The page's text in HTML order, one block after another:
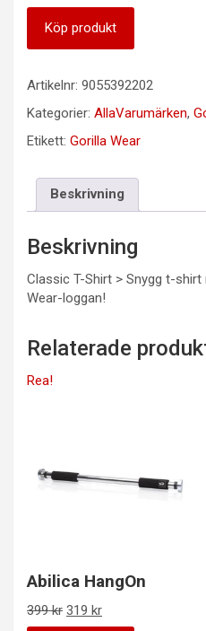
Köp produkt
Artikelnr: 9055392202
Kategorier: AllaVarumärken,
Etikett: Gorilla Wear
Beskrivning
Beskrivning
Classic T-Shirt > Snygg t-
Wear-loggan!
Relaterade
Rea!
Abilica HangOn
399kr Det
319 krDet